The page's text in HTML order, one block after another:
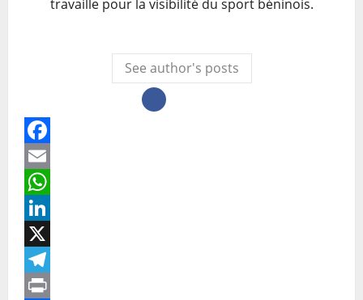
travaille pour la visibilité du sport béninois.
See author's posts
Facebook
Email
WhatsApp
LinkedIn
X
Telegram